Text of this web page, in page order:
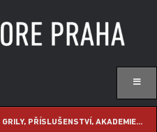
GRILY, PŘÍSLUŠENSTVÍ, AKADEMIE...